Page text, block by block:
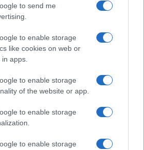
to send me
to enable storage
like cookies on web or
apps.
to enable storage
of the website or app.
to enable storage
to enable storage